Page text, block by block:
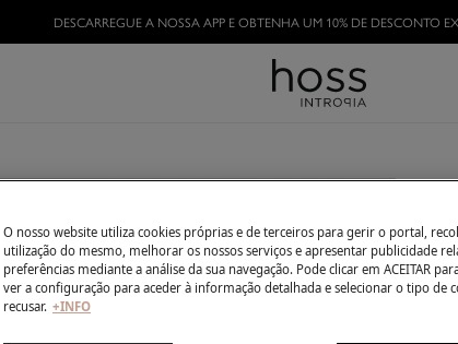
TORNE-SE HOSSLOVER E APROVEITE AS
O nosso website utiliza cookies próprias e de terceiros para gerir o portal,
utilização do mesmo, melhorar os nossos serviços e apresentar publicidade
preferências mediante a análise da sua navegação. Pode clicar em ACEITAR
ver a configuração para aceder à informação detalhada e selecionar o tipo de
recusar. +INFO